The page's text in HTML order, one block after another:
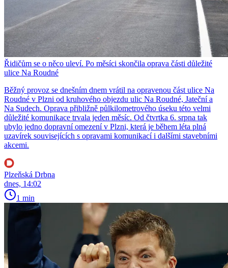
Řidičům se o něco uleví. Po měsíci skončila oprava části důležité
ulice Na Roudné
Běžný provoz se dnešním dnem vrátil na opravenou část ulice Na
Roudné v Plzni od kruhového objezdu ulic Na Roudné, Jateční a
Na Sudech. Oprava přibližně půlkilometrového úseku této velmi
důležité komunikace trvala jeden měsíc. Od čtvrtka 6. srpna tak
ubylo jedno dopravní omezení v Plzni, která je během léta plná
uzavírek souvisejících s opravami komunikací i dalšími stavebními
akcemi.
Plzeňská Drbna
dnes, 14:02
1 min